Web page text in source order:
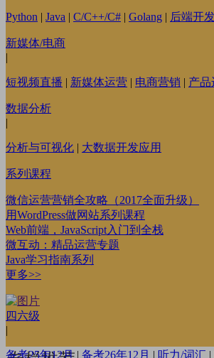
Python | Java | C/C++/C# | Golang | 后端开
新媒体/电商
|
短视频直播 | 新媒体运营 | 电商营销 | 产品
数据分析
|
分析与可视化 | 大数据开发应用
系列课程
微信运营营销全攻略（2017全面升级）
用WordPress做网站系列课程
Web前端，JavaScript入门到全栈
微互动：精品运营专题
Java学习指南系列
更多>>
四六级
|
备考25年12月 | 备考26年12月 | 听力/词汇 |